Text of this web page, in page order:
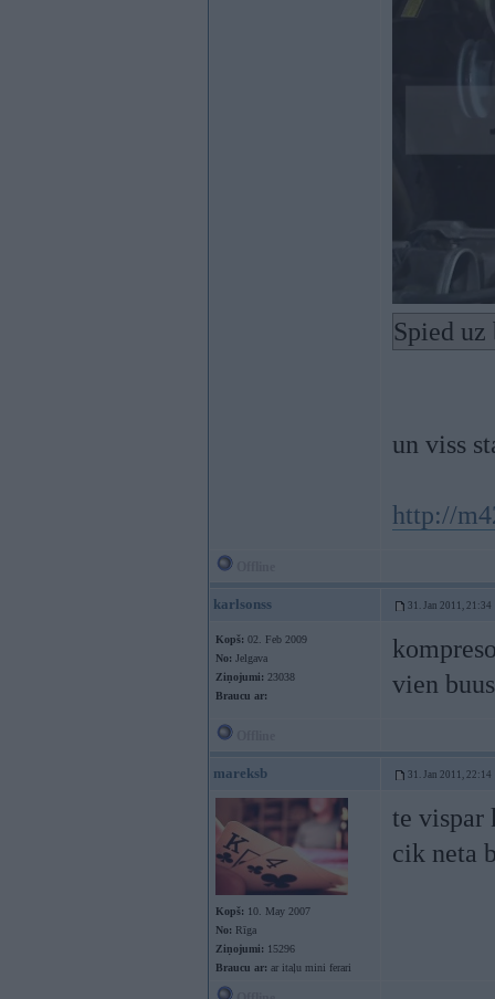
Spied
un viss
http://
karlsonss 31. Jan 2011, 21:34
Kopš: 02. Feb 2009
No: Jelgava
Ziņojumi: 23038
Braucu ar:
vien
mareksb 31. Jan 2011, 22:14
Kopš: 10. May 2007
No: Rīga
Ziņojumi: 15296
Braucu ar: ar itaļu mini ferari
te vispar
cik neta